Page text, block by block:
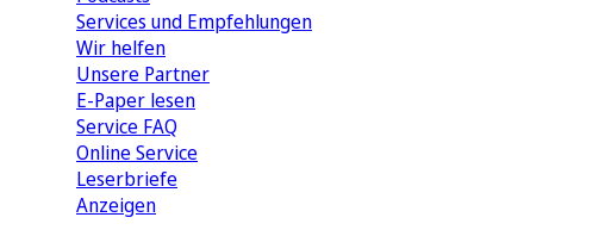
Services und Empfehlungen
Wir helfen
Unsere Partner
E-Paper lesen
Service FAQ
Online Service
Leserbriefe
Anzeigen